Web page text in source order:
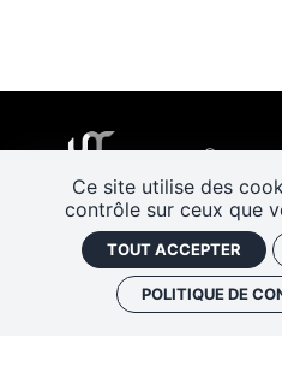
Ce site utilise des
contrôle sur ceux que
TOUT ACCEPTER
POLITIQUE DE